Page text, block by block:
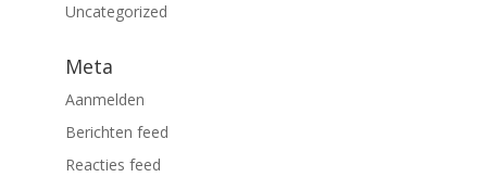
Uncategorized
Meta
Aanmelden
Berichten feed
Reacties feed